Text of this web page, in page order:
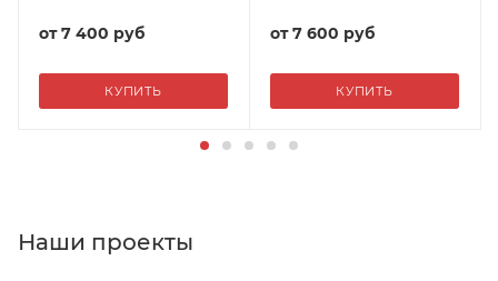
от7 400 руб
КУПИТЬ
от7 600 руб
КУПИТЬ
Наши проекты